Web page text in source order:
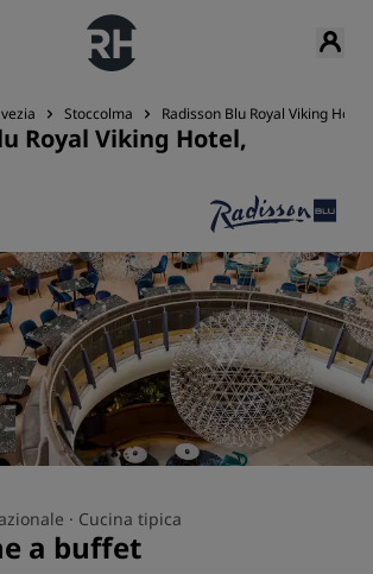
Stoccolma Radisson Blu Royal Viking
Royal Viking Hotel,
· Cucina tipica
a buffet